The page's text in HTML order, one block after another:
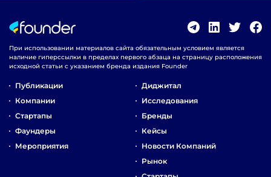
При использовании материалов сайта обязательным условием является
наличие гиперссылки в пределах первого абзаца на страницу расположения
исходной статьи с указанием бренда издания Founder
Публикации
Компании
Стартапы
Фаундеры
Мероприятия
Диджитал
Исследования
Бренды
Кейсы
Новости Компаний
Рынок